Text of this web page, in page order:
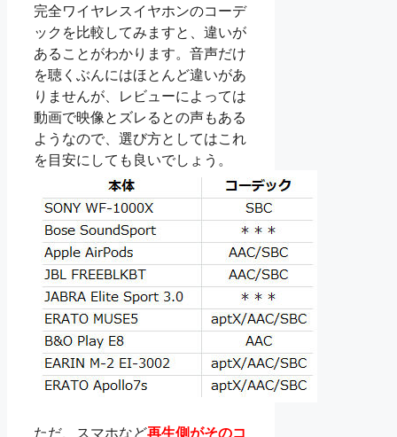
完全ワイヤレスイヤホンのコーデ
ックを比較してみますと、違いが
あることがわかります。音声だけ
を聴くぶんにはほとんど違いがあ
りませんが、レビューによっては
動画で映像とズレるとの声もある
ようなので、選び方としてはこれ
を目安にしても良いでしょう。
ただ、スマホなど再生側がそのコ